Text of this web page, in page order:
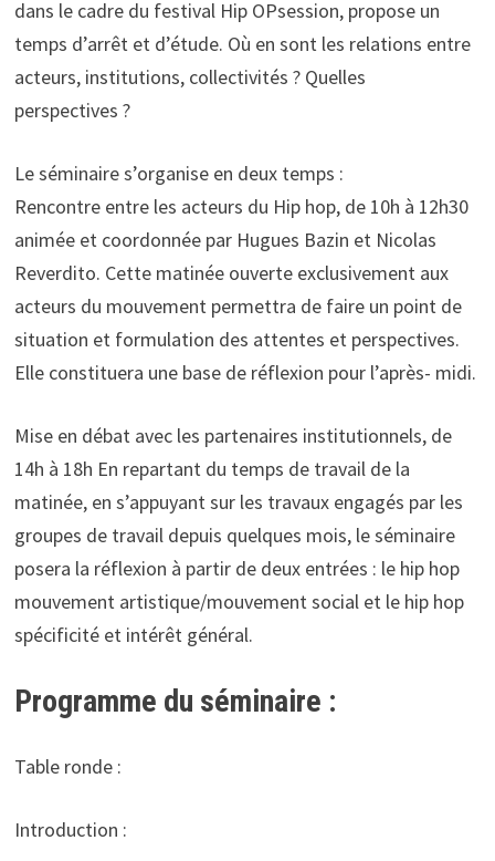
dans le cadre du festival Hip OPsession, propose un
temps d’arrêt et d’étude. Où en sont les relations entre
acteurs, institutions, collectivités ? Quelles
perspectives ?
Le séminaire s’organise en deux temps :
Rencontre entre les acteurs du Hip hop, de 10h à 12h30
animée et coordonnée par Hugues Bazin et Nicolas
Reverdito. Cette matinée ouverte exclusivement aux
acteurs du mouvement permettra de faire un point de
situation et formulation des attentes et perspectives.
Elle constituera une base de réflexion pour l’après- midi.
Mise en débat avec les partenaires institutionnels, de
14h à 18h En repartant du temps de travail de la
matinée, en s’appuyant sur les travaux engagés par les
groupes de travail depuis quelques mois, le séminaire
posera la réflexion à partir de deux entrées : le hip hop
mouvement artistique/mouvement social et le hip hop
spécificité et intérêt général.
Programme du séminaire :
Table ronde :
Introduction :